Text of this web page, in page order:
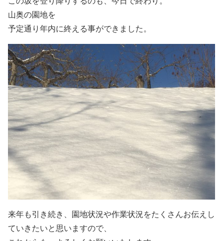
山奥の園地を
予定通り年内に終える事ができました。
来年も引き続き、園地状況や作業状況をたくさんお伝えし
ていきたいと思いますので、